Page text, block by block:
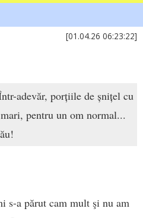
[01.04.26 06:23:22]
adevăr, porțiile de șnițel cu
pentru un om normal...
s-a părut cam mult şi nu am